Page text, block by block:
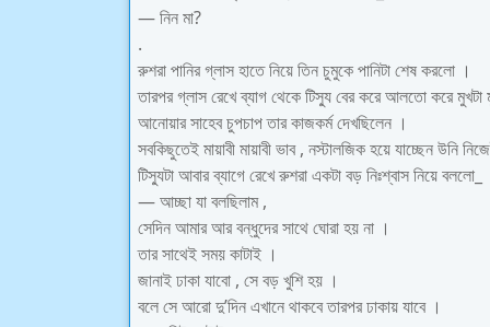
— নিন মা?
.
রুশরা পানির গ্লাস হাতে নিয়ে তিন চুমুকে পানিটা শেষ করলো ।
তারপর গ্লাস রেখে ব্যাগ থেকে টিস্যু বের করে আলতো করে মুখটা
আনোয়ার সাহেব চুপচাপ তার কাজকর্ম দেখছিলেন ।
সবকিছুতেই মায়াবী মায়াবী ভাব , নস্টালজিক হয়ে যাচ্ছেন উনি
টিস্যুটা আবার ব্যাগে রেখে রুশরা একটা বড় নিঃশ্বাস নিয়ে বললো_
— আচ্ছা যা বলছিলাম ,
সেদিন আমার আর বন্ধুদের সাথে ঘোরা হয় না ।
তার সাথেই সময় কাটাই ।
জানাই ঢাকা যাবো , সে বড় খুশি হয় ।
বলে সে আরো দু’দিন এখানে থাকবে তারপর ঢাকায় যাবে ।